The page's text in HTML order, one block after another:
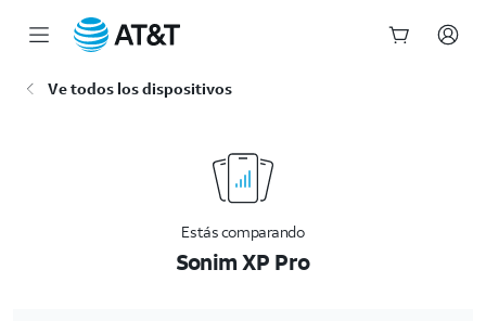
Ve todos los dispositivos
Estás comparando
Sonim XP Pro